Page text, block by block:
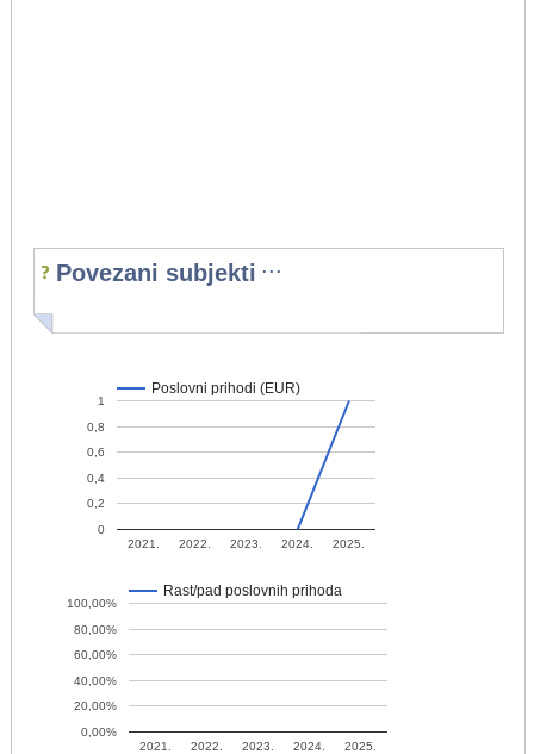
Povezani subjekti ...
Poslovni prihodi (EUR)
2021. 2022. 2023. 2024. 2025.
0
0,2
0,4
0,6
0,8
1
Rast/pad poslovnih prihoda
2021. 2022. 2023. 2024. 2025.
0,00%
20,00%
40,00%
60,00%
80,00%
100,00%